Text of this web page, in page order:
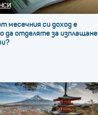
месечния си доход е
да отделяте за изплащане